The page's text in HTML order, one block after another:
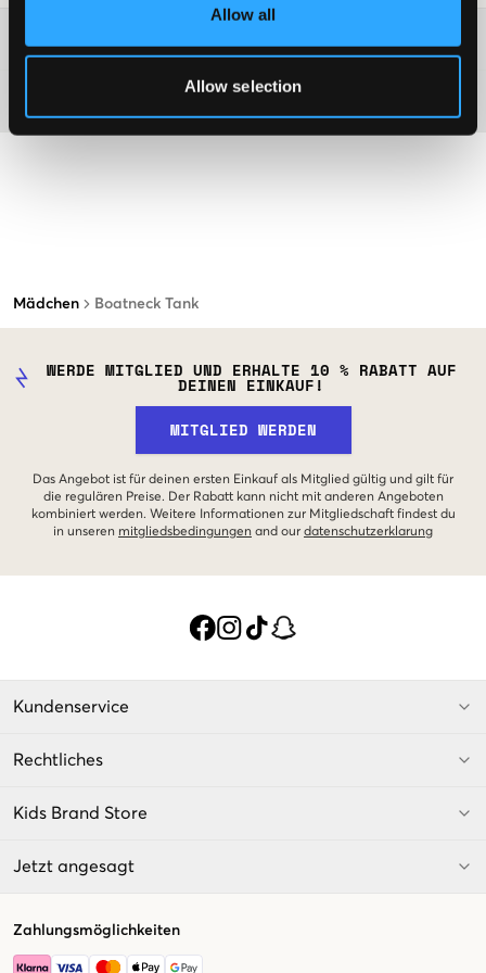
Allow all
Allow selection
Mädchen Boatneck Tank
WERDE MITGLIED UND ERHALTE 10 % RABATT AUF
DEINEN EINKAUF!
MITGLIED WERDEN
Das Angebot ist für deinen ersten Einkauf als Mitglied gültig und gilt für
die regulären Preise. Der Rabatt kann nicht mit anderen Angeboten
kombiniert werden. Weitere Informationen zur Mitgliedschaft findest du
in unseren mitgliedsbedingungen and our datenschutzerklarung
Kundenservice
Rechtliches
Kids Brand Store
Jetzt angesagt
Zahlungsmöglichkeiten